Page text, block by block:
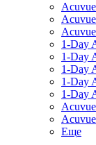
1-Day
1-Day
1-Day
1-Day
1-Day
Еще